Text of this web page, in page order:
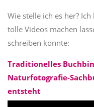
Wie stelle ich es her?
tolle Videos machen
schreiben könnte:
Traditionelles
Naturfotografie-
entsteht